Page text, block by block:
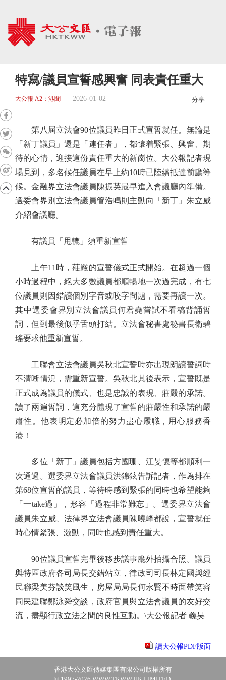
特寫/議員宣誓感興奮 同表責任重大
大公報 A2：港聞 2026-01-02 分享
第八屆立法會90位議員昨日正式宣誓就任。無論是
「新丁議員」還是「連任者」，都懷着緊張、興奮、期
待的心情，迎接這份責任重大的新崗位。大公報記者現
場見到，多名候任議員在早上約10時已陸續抵達前廳等
候。金融界立法會議員陳振英最早進入會議廳內準備。
選委會界別立法會議員管浩鳴則主動向「新丁」朱立威
介紹會議廳。
有議員「甩轆」須重新宣誓
上午11時，莊嚴的宣誓儀式正式開始。在超過一個
小時過程中，絕大多數議員都順暢地一次過完成，有七
位議員則因錯讀個別字音或咬字問題，需要再讀一次。
其中選委會界別立法會議員何君堯嘗試不看稿背誦誓
詞，但到最後似乎舌頭打結。立法會秘書處秘書長衛碧
瑤要求他重新宣誓。
工聯會立法會議員吳秋北宣誓時亦出現朗讀誓詞時
不清晰情況，需重新宣誓。吳秋北其後表示，宣誓既是
正式成為議員的儀式、也是忠誠的表現、莊嚴的承諾。
讀了兩遍誓詞，這充分體現了宣誓的莊嚴性和承諾的嚴
肅性。他表明定必加倍的努力盡心履職，用心服務香
港！
多位「新丁」議員包括方國珊、江旻憓等都順利一
次通過。選委界立法會議員洪錦鉉告訴記者，作為排在
第68位宣誓的議員，等待時感到緊張的同時也希望能夠
「一take過」，形容「過程非常難忘」。選委界立法會
議員朱立威、法律界立法會議員陳曉峰都說，宣誓就任
時心情緊張、激動，同時也感到責任重大。
90位議員宣誓完畢後移步議事廳外拍攝合照。議員
與特區政府各司局長交錯站立，律政司司長林定國與經
民聯梁美芬談笑風生，房屋局局長何永賢不時面帶笑容
同民建聯鄭泳舜交談，政府官員與立法會議員的友好交
流，盡顯行政立法之間的良性互動。\大公報記者 義昊
讀大公報PDF版面
香港大公文匯傳媒集團有限公司版權所有